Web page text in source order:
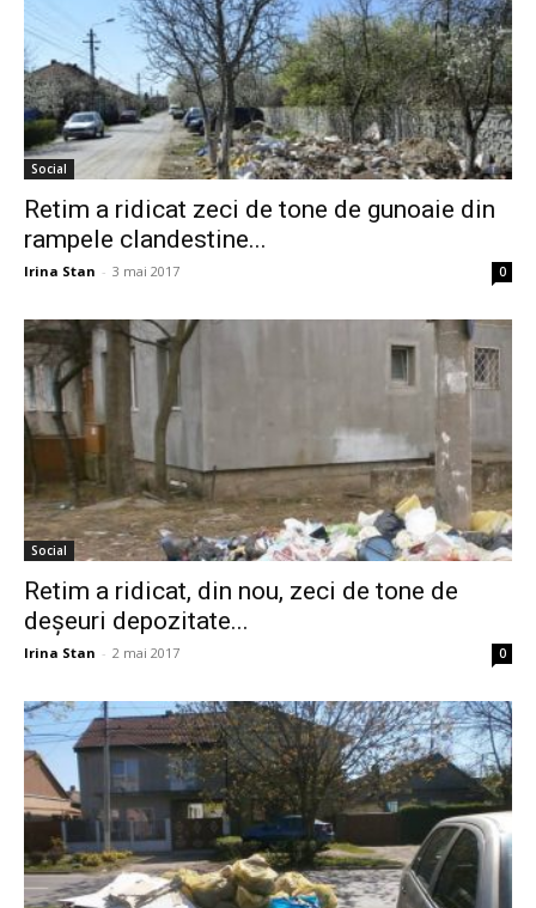
Social
Retim a ridicat zeci de tone de gunoaie din
rampele clandestine...
Irina Stan - 3 mai 2017 0
Social
Retim a ridicat, din nou, zeci de tone de
deșeuri depozitate...
Irina Stan - 2 mai 2017 0